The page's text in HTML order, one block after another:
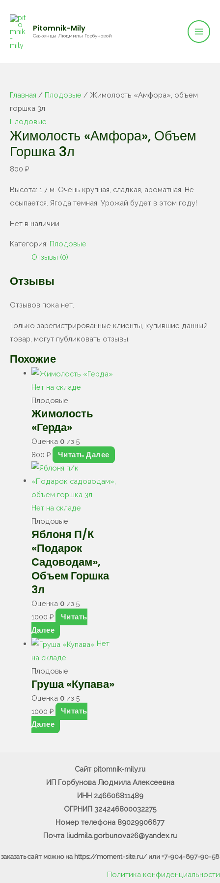
содержимомуPitomnik-Mily
Саженцы Людмилы Горбуновой
Главная / Плодовые / Жимолость «Амфора», объем
горшка 3л
Плодовые
Жимолость «Амфора», Объем
Горшка 3л
800 ₽
Высота: 1,7 м. Очень крупная, сладкая, ароматная. Не
осыпается. Ягода темная. Урожай будет в этом году!
Нет в наличии
Категория: Плодовые
Отзывы (0)
Отзывы
Отзывов пока нет.
Только зарегистрированные клиенты, купившие данный
товар, могут публиковать отзывы.
Похожие
Нет на складе
Плодовые
Жимолость
«Герда»
Оценка 0из 5
800 ₽ Читать Далее
Нет на складе
Плодовые
Яблоня П/к
«Подарок
Садоводам»,
Объем Горшка
3л
Оценка 0из 5
1000 ₽
Читать
Далее
Нет
на складе
Плодовые
Груша «Купава»
Оценка 0из 5
1000 ₽
Читать
Далее
Сайт pitomnik-mily.ru
ИП Горбунова Людмила Алексеевна
ИНН 246606811489
ОГРНИП 324246800032275
Номер телефона 89029906677
Почта liudmila.gorbunova26@yandex.ru
заказать сайт можно на https://moment-site.ru/ или+7-904-897-90-58
Политика конфиденциальности